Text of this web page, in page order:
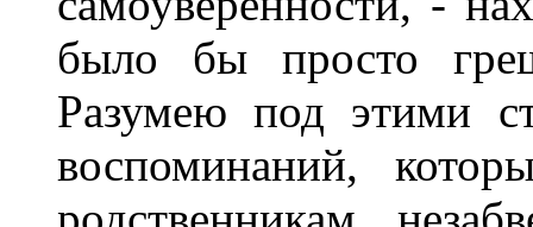
было бы просто
Разумею под этими
воспоминаний,